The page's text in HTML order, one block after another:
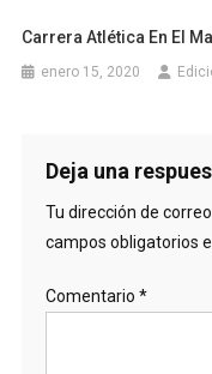
Carrera Atlética En El
enero 15, 2020
Deja una
Tu dirección de
campos obligatorios
Comentario *